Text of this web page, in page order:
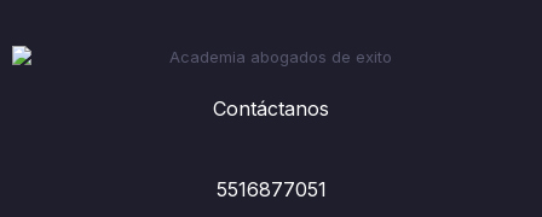
Contáctanos
5516877051